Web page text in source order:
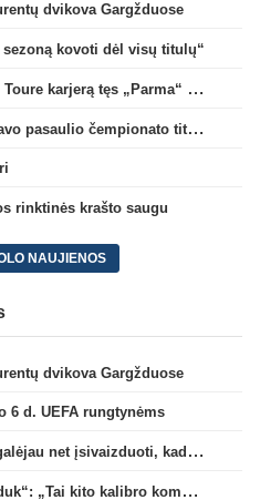
dvikova Gargžduose
kovoti dėl visų titulų“
„Atalanta“ priklausantis E. Bilal Toure karjerą tęs „Parma“ gretose
B. Mendy: „Darau ką noriu su savo pasaulio čempionato titulu“
rinktinės krašto saugu
NAUJIENOS
dvikova Gargžduose
6 d. UEFA rungtynėms
M. Capanas: „Prieš pusmetį negalėjau net įsivaizduoti, kad žaisime prieš „Hajduk“
A. Skerla prieš dvikovą su „Hajduk“: „Tai kito kalibro komanda“